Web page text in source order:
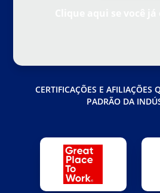
CERTIFICAÇÕES E AFILIAÇÕES
PADRÃO DA